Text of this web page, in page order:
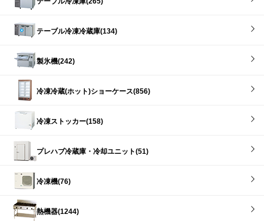
テーブル冷凍冷蔵庫(134)
製氷機(242)
冷凍冷蔵(ホット)ショーケース(856)
冷凍ストッカー(158)
プレハブ冷蔵庫・冷却ユニット(51)
冷凍機(76)
熱機器(1244)